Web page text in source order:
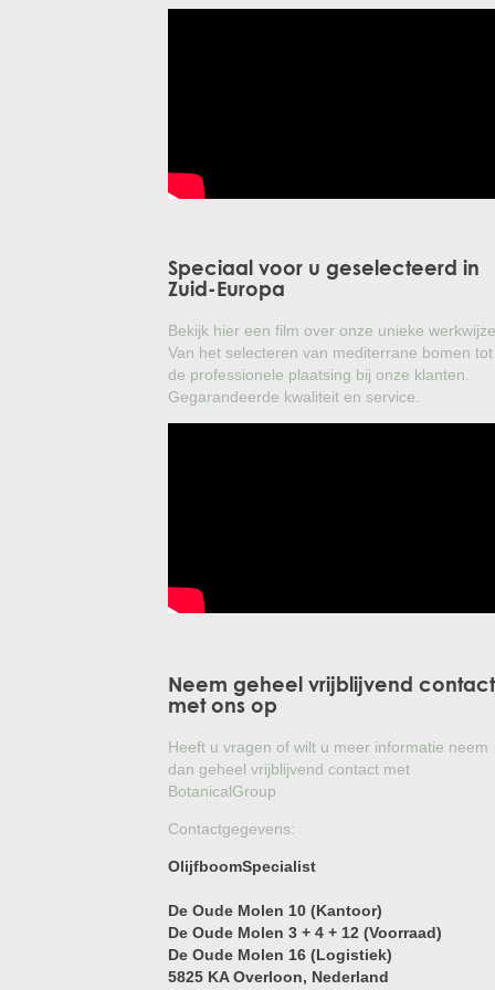
Speciaal voor u geselecteerd in
Zuid-Europa
Bekijk hier een film over onze unieke werkwijze.
Van het selecteren van mediterrane bomen tot
de professionele plaatsing bij onze klanten.
Gegarandeerde kwaliteit en service.
Neem geheel vrijblijvend contact
met ons op
Heeft u vragen of wilt u meer informatie neem
dan geheel vrijblijvend contact met
BotanicalGroup
Contactgegevens:
OlijfboomSpecialist
De Oude Molen 10 (Kantoor)
De Oude Molen 3 + 4 + 12 (Voorraad)
De Oude Molen 16 (Logistiek)
5825 KA Overloon, Nederland